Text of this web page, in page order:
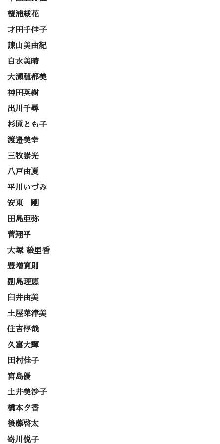
檀浦綾花
才田千佳子
諌山美由紀
白水美晴
大瀬穂都美
神田英樹
出川千尋
杉原とも子
渡邉美幸
三牧崇光
八戸由夏
平川いづみ
安東 剛
田島亜弥
菅翔平
大塚 絵里香
豊増寛則
副島理恵
臼井由美
土屋菜津美
住吉惇哉
久富大輝
田村佳子
宮島優
土井美沙子
橋本夕香
後藤啓太
嵜川悦子